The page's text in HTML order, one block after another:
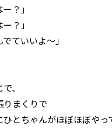
？」
？」
ていいよ～」
、
りまくりで
ひとちゃんがほぼほぼやっ